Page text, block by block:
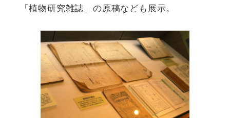
「植物研究雑誌」の原稿なども展示。